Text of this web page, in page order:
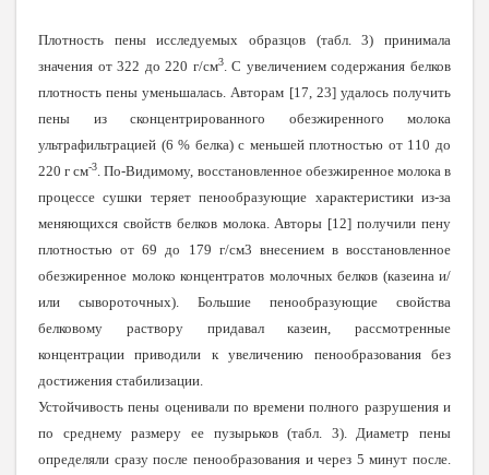
Плотность пены исследуемых образцов (табл. 3) принимала
значения от 322 до 220 г/см3. С увеличением содержания белков
плотность пены уменьшалась. Авторам [17, 23] удалось получить
пены из сконцентрированного обезжиренного молока
ультрафильтрацией (6 % белка) с меньшей плотностью от 110 до
220 г см-3 . По-Видимому, восстановленное обезжиренное молока в
процессе сушки теряет пенообразующие характеристики из-за
меняющихся свойств белков молока. Авторы [12] получили пену
плотностью от 69 до 179 г/см3 внесением в восстановленное
обезжиренное молоко концентратов молочных белков (казеина и/
или сывороточных). Большие пенообразующие свойства
белковому раствору придавал казеин, рассмотренные
концентрации приводили к увеличению пенообразования без
достижения стабилизации.
Устойчивость пены оценивали по времени полного разрушения и
по среднему размеру ее пузырьков (табл. 3). Диаметр пены
определяли сразу после пенообразования и через 5 минут после.